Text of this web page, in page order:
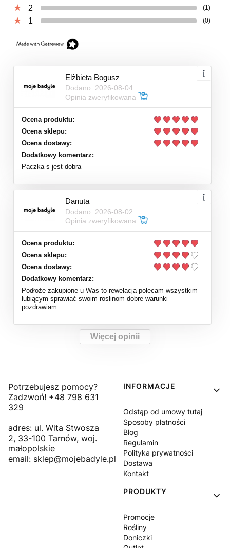
2 (1)
1 (0)
Elżbieta Bogusz
Dodano: 2026-08-04
Opinia zweryfikowana
Ocena produktu:
Ocena sklepu:
Ocena dostawy:
Dodatkowy komentarz:
Paczka s jest dobra
Danuta
Dodano: 2026-08-02
Opinia zweryfikowana
Ocena produktu:
Ocena sklepu:
Ocena dostawy:
Dodatkowy komentarz:
Podłoże zakupione u Was to rewelacja polecam wszystkim
lubiącym sprawiać swoim roslinom dobre warunki
pozdrawiam
Więcej opinii
Potrzebujesz pomocy?
Zadzwoń! +48 798 631
329
adres: ul. Wita Stwosza
2, 33-100 Tarnów, woj.
małopolskie
email: sklep@mojebadyle.pl
Linki w stopce
INFORMACJE
Odstąp od umowy tutaj
Sposoby płatności
Blog
Regulamin
Polityka prywatności
Dostawa
Kontakt
PRODUKTY
Promocje
Rośliny
Doniczki